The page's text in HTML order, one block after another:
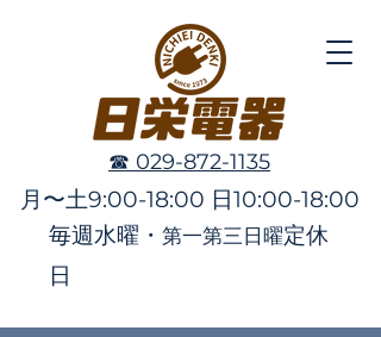
☎︎ 029-872-1135
毎週水曜・ 第一第三日曜定休
日
月〜土9:00-18:00 日10:00-18:00